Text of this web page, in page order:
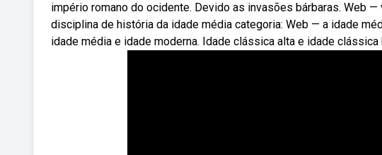
império romano do ocidente. Devido as invasões bárbaras. Web
disciplina de história da idade média categoria: Web — a idade
idade média e idade moderna. Idade clássica alta e idade clássica